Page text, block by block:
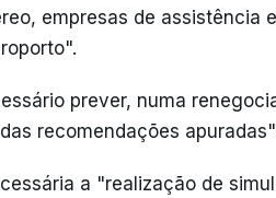
empresas de assistência
prever, numa
recomendações
a "realização de